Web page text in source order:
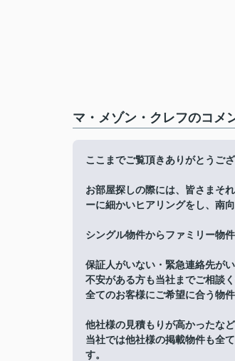
マ・メゾン・クレフのコメ
ここまでご覧頂きありがとうござ
お部屋探しの際には、皆さまそ
ーに細かいヒアリングをし、南
シングル物件からファミリー物
保証人がいない・緊急連絡先が
不安がある方も当社までご相談く
全てのお客様にご希望に合う物
他社様の見積もりが高かったな
当社では他社様の掲載物件も全
す。